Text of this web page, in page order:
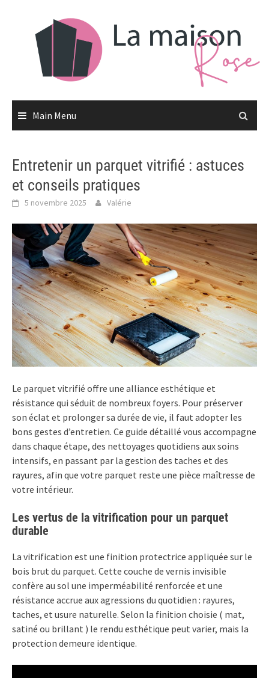
Main Menu
Entretenir un parquet vitrifié : astuces
et conseils pratiques
5 novembre 2025 Valérie
Le parquet vitrifié offre une alliance esthétique et
résistance qui séduit de nombreux foyers. Pour préserver
son éclat et prolonger sa durée de vie, il faut adopter les
bons gestes d’entretien. Ce guide détaillé vous accompagne
dans chaque étape, des nettoyages quotidiens aux soins
intensifs, en passant par la gestion des taches et des
rayures, afin que votre parquet reste une pièce maîtresse de
votre intérieur.
Les vertus de la vitrification pour un parquet
durable
La vitrification est une finition protectrice appliquée sur le
bois brut du parquet. Cette couche de vernis invisible
confère au sol une imperméabilité renforcée et une
résistance accrue aux agressions du quotidien : rayures,
taches, et usure naturelle. Selon la finition choisie ( mat,
satiné ou brillant ) le rendu esthétique peut varier, mais la
protection demeure identique.